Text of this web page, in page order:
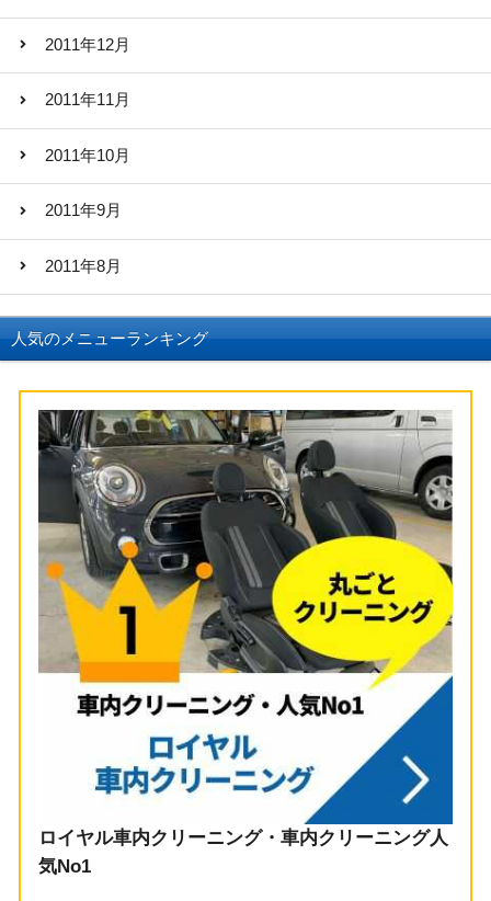
2011年12月
2011年11月
2011年10月
2011年9月
2011年8月
人気のメニューランキング
ロイヤル車内クリーニング・車内クリーニング人
気No1